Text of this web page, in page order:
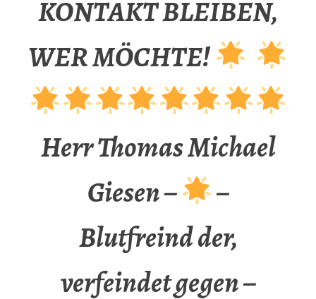
KONTAKT BLEIBEN,
WER MÖCHTE!
Herr Thomas Michael
Giesen –
–
Blutfreind der,
verfeindet gegen –